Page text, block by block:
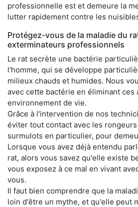
professionnelle est et demeure la
lutter rapidement contre les
Protégez-vous de la maladie du
exterminateurs professionnels
Le rat secrète une bactérie
l'homme, qui se développe
milieux chauds et humides. Nous
avec cette bactérie en éliminant ces
environnement de vie.
Grâce à l'intervention de nos
éviter tout contact avec les
surmulots en particulier, pour
Lorsque vous avez déjà entendu
rat, alors vous savez qu'elle existe
vous exposez à ce mal en vivant
vous.
Il faut bien comprendre que la
loin d'être un mythe, et qu'elle peut